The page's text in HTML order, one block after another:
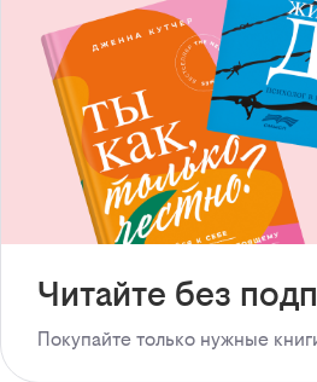
Читайте без
Покупайте только нужные